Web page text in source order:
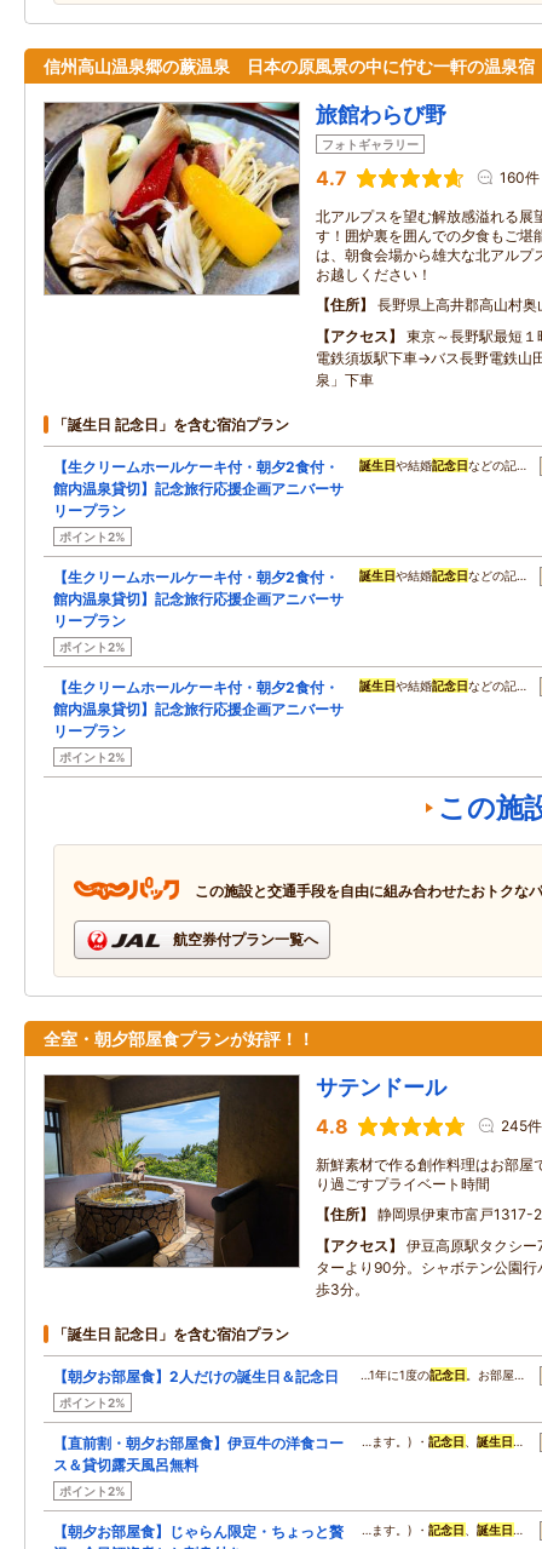
信州高山温泉郷の蕨温泉 日本の原風景の中に佇む一軒の温泉宿
旅館わらび野
フォトギャラリー
4.7 160件
北アルプスを望む解放感溢れる展
す！囲炉裏を囲んでの夕食もご堪
は、朝食会場から雄大な北アルプ
お越しください！
住所
長野県上高井郡高山村奥
アクセス
東京～長野駅最短
電鉄須坂駅下車→バス長野電鉄山
泉」下車
「誕生日 記念日」を含む宿泊プラン
【生クリームホールケーキ付・朝夕2食付・
館内温泉貸切】記念旅行応援企画アニバーサ
リープラン
ポイント2%
誕生日や結婚記念日などの記…
【生クリームホールケーキ付・朝夕2食付・
館内温泉貸切】記念旅行応援企画アニバーサ
リープラン
ポイント2%
誕生日や結婚記念日などの記…
【生クリームホールケーキ付・朝夕2食付・
館内温泉貸切】記念旅行応援企画アニバーサ
リープラン
ポイント2%
誕生日や結婚記念日などの記…
この施
この施設と交通手段を自由に組み合わせたおトクな
航空券付プラン一覧へ
全室・朝夕部屋食プランが好評！！
サテンドール
4.8 245件
新鮮素材で作る創作料理はお部屋
り過ごすプライベート時間
住所
静岡県伊東市富戸1317-
アクセス
伊豆高原駅タクシ
ターより90分。シャボテン公園
歩3分。
「誕生日 記念日」を含む宿泊プラン
【朝夕お部屋食】2人だけの誕生日＆記念日
ポイント2%
…1年に1度の記念日 。お部屋…
【直前割・朝夕お部屋食】伊豆牛の洋食コー
ス＆貸切露天風呂無料
ポイント2%
…ます。) ・記念日 、誕生日 …
【朝夕お部屋食】じゃらん限定・ちょっと贅
…ます。) ・記念日 、誕生日 …